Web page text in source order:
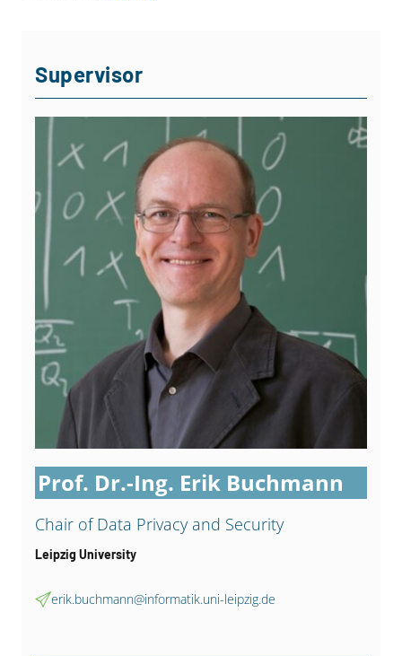
Supervisor
Prof. Dr.-Ing. Erik Buchmann
Chair of Data Privacy and Security
Leipzig University
erik.buchmann@informatik.uni-leipzig.de